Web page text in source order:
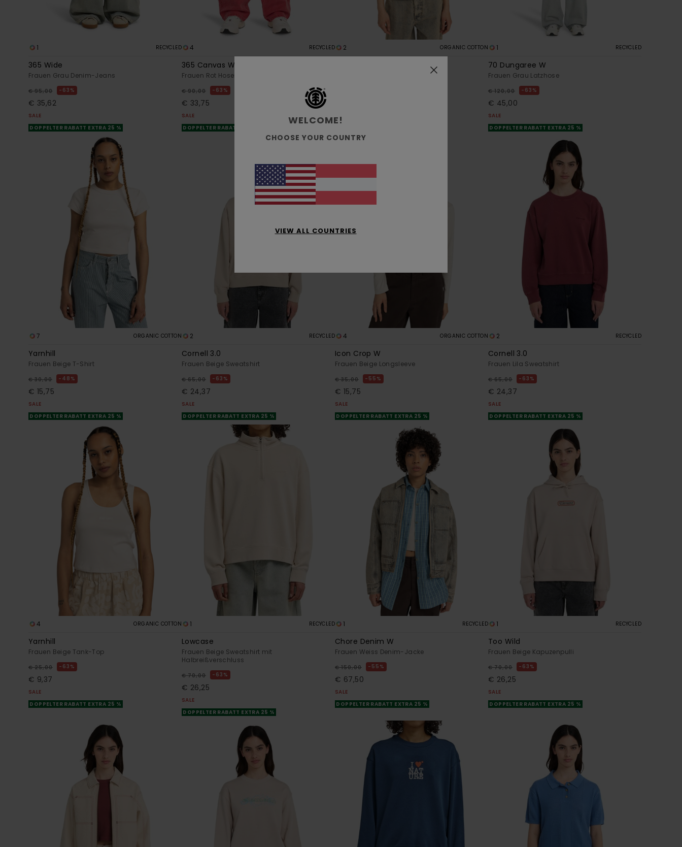
1 RECYCLED
365 Wide
Frauen Grau Denim-Jeans
€ 95,00 63%
€ 35,62
SALE
DOPPELTER RABATT EXTRA 25 %
4 RECYCLED
365 Canvas W
Frauen Rot Hosen
€ 90,00 63%
€ 33,75
SALE
DOPPELTER RABATT EXTRA 25 %
2 ORGANIC COTTON
SALE
1 RECYCLED
70 Dungaree W
Frauen Grau Latzhose
€ 120,00 63%
€ 45,00
SALE
DOPPELTER RABATT EXTRA 25 %
7 ORGANIC COTTON
Yarnhill
Frauen Beige T-Shirt
€ 30,00 48%
€ 15,75
SALE
DOPPELTER RABATT EXTRA 25 %
2 RECYCLED
Cornell 3.0
Frauen Beige Sweatshirt
€ 65,00 63%
€ 24,37
SALE
DOPPELTER RABATT EXTRA 25 %
4 ORGANIC COTTON
Icon Crop W
Frauen Beige Longsleeve
€ 35,00 55%
€ 15,75
SALE
DOPPELTER RABATT EXTRA 25 %
2 RECYCLED
Cornell 3.0
Frauen Lila Sweatshirt
€ 65,00 63%
€ 24,37
SALE
DOPPELTER RABATT EXTRA 25 %
4 ORGANIC COTTON
Yarnhill
Frauen Beige Tank-Top
€ 25,00 63%
€ 9,37
SALE
DOPPELTER RABATT EXTRA 25 %
1 RECYCLED
Lowcase
Frauen Beige Sweatshirt mit
Halbreißverschluss
€ 70,00 63%
€ 26,25
SALE
DOPPELTER RABATT EXTRA 25 %
1 RECYCLED
Chore Denim W
Frauen Weiss Denim-Jacke
€ 150,00 55%
€ 67,50
SALE
DOPPELTER RABATT EXTRA 25 %
1 RECYCLED
Too Wild
Frauen Beige Kapuzenpulli
€ 70,00 63%
€ 26,25
SALE
DOPPELTER RABATT EXTRA 25 %
WELCOME!
CHOOSE YOUR COUNTRY
VIEW ALL COUNTRIES